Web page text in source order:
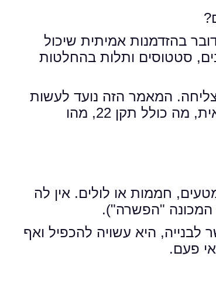
בהזדמנות אמיתית שיכול
תקנים, סטטוסים ותלות בהחלטות
המאמר הזה נועד לעשות
סדר, שלב אחרי שלב, ולהציג הלכה למעשה: איך לבחון קרקע להשקעה, מהי בעצם קרקע חקלאית, מה כולל תקן 22, מהו
חממות או לולים. אין לה
המכונה "הפשרה").
היא עשויה להכפיל ואף
פעם.